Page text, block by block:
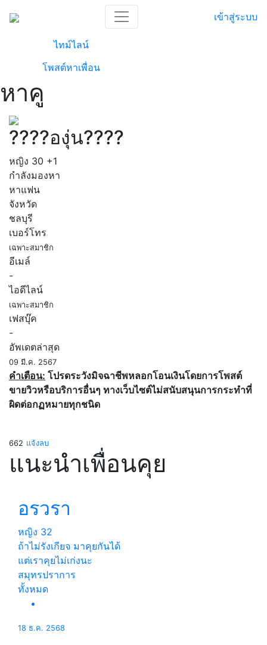
เข้าสู่ระบบ
ไทม์ไลน์
โพสต์หาเพื่อน
หาคู
????องุ่น????
หญิง 30 +1
กำลังมองหา
หาแฟน
จังหวัด
ชลบุรี
เบอร์โทร
เฉพาะสมาชิก
อีเมล์
-
ไอดีไลน์
เฉพาะสมาชิก
เฟสบุ๊ค
-
อัพเดตล่าสุด
09 มี.ค. 2567
คำเตือน: โปรดระวังมิจฉาชีพหลอกโอนเงินโดยการโพสต์
ขายวิวหรือบริการอื่นๆ ทางเว็บไซต์ไม่สนับสนุนการกระทำที่
ผิดต่อกฏหมายทุกชนิด
662 แจ้งลบ
แนะนำเพื่อนคุย
อรวรา
หญิง 32
ถ้าไม่รังเกียจ มาคุยกันได้
แต่เราคุยไม่เก่งนะ
สมุทรปราการ
ทั้งหมด
18 ธ.ค. 2568